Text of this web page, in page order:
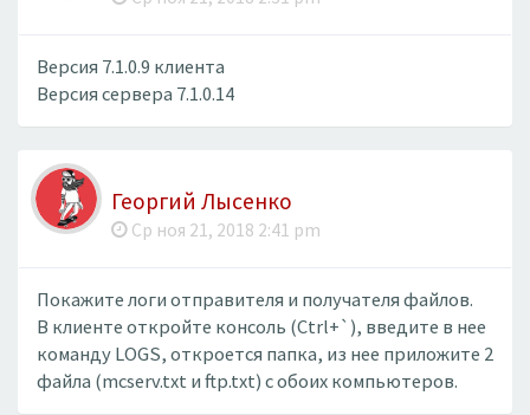
Версия 7.1.0.9 клиента
Версия сервера 7.1.0.14
Георгий Лысенко
Ср ноя 21, 2018 2:41 pm
Покажите логи отправителя и получателя файлов.
В клиенте откройте консоль (Ctrl+`), введите в нее
команду LOGS, откроется папка, из нее приложите 2
файла (mcserv.txt и ftp.txt) с обоих компьютеров.